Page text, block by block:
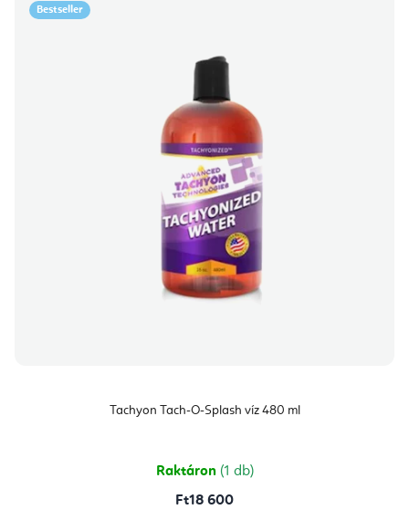
Bestseller
Tachyon Tach-O-Splash víz 480 ml
Raktáron (1 db)
Ft18 600